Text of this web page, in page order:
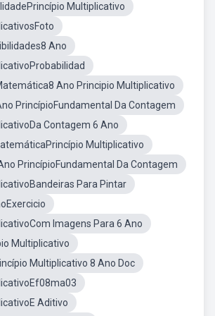
Multiplicativo
Ano
Ano Principio Multiplicativo
PrincípioFundamental Da Contagem
Contagem 6 Ano
Multiplicativo
PrincípioFundamental Da Contagem
Para Pintar
Imagens Para 6 Ano
Multiplicativo
Multiplicativo 8 Ano Doc
Aditivo